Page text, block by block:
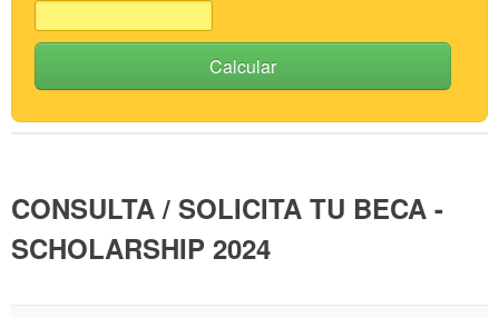
Calcular
CONSULTA / SOLICITA TU BECA -
SCHOLARSHIP 2024